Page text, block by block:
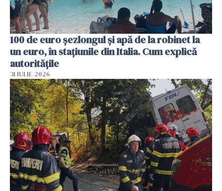
100 de euro șezlongul și apă de la robinet la
un euro, în stațiunile din Italia. Cum explică
autoritățile
31 IULIE 2026